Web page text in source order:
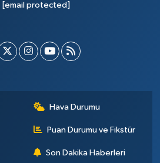
[email protected]
Hava Durumu
Puan Durumu ve Fikstür
Son Dakika Haberleri